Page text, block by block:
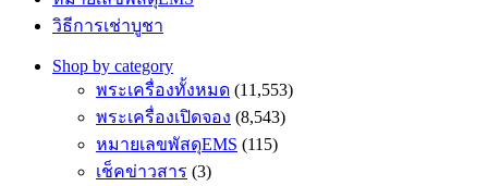
วิธีการเช่าบูชา
Shop by category
พระเครื่องทั้งหมด (11,553)
พระเครื่องเปิดจอง (8,543)
หมายเลขพัสดุEMS (115)
เช็คข่าวสาร (3)